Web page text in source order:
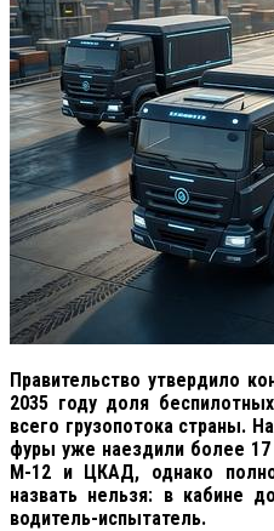
Правительство утвердило
2035 году доля
всего грузопотока страны.
фуры уже наездили более
М-12 и ЦКАД, однако
назвать нельзя: в кабине
водитель-испытатель.